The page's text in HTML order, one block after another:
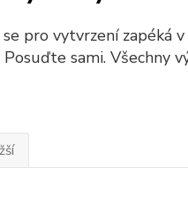
pro vytvrzení zapéká
sami.